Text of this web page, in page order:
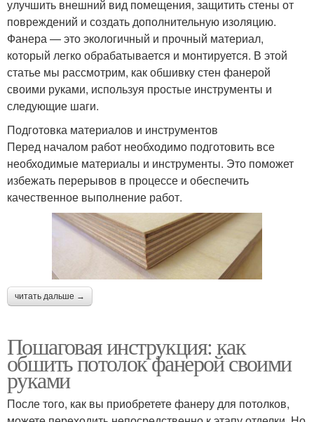
улучшить внешний вид помещения, защитить стены от
повреждений и создать дополнительную изоляцию.
Фанера — это экологичный и прочный материал,
который легко обрабатывается и монтируется. В этой
статье мы рассмотрим, как обшивку стен фанерой
своими руками, используя простые инструменты и
следующие шаги.
Подготовка материалов и инструментов
Перед началом работ необходимо подготовить все
необходимые материалы и инструменты. Это поможет
избежать перерывов в процессе и обеспечить
качественное выполнение работ.
читать дальше →
Пошаговая инструкция: как
обшить потолок фанерой своими
руками
После того, как вы приобретете фанеру для потолков,